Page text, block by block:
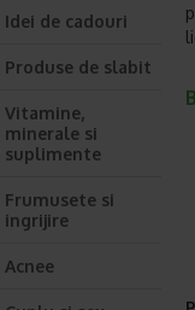
Idei de cadouri
Produse de slabit
Vitamine,
minerale si
suplimente
Frumusete si
ingrijire
Acnee